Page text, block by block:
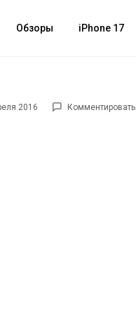
Обзоры iPhone 17
2016 Комментировать